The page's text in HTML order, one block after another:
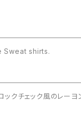
Sweat shirts.
クチェック風のレーヨ